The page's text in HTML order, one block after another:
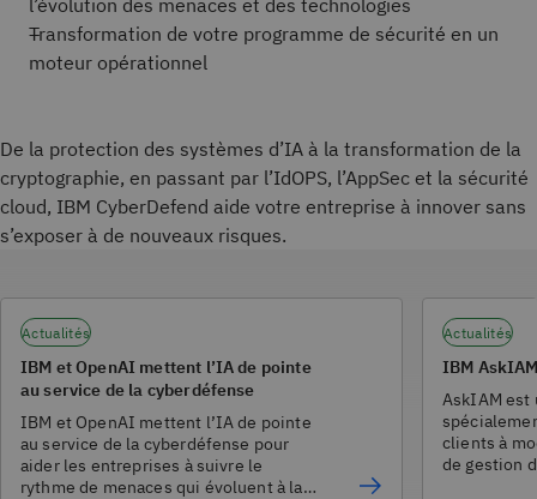
l’évolution des menaces et des technologies
Transformation de votre programme de sécurité en un
moteur opérationnel ​
De la protection des systèmes d’IA à la transformation de la
cryptographie, en passant par l’IdOPS, l’AppSec et la sécurité
cloud, IBM CyberDefend aide votre entreprise à innover sans
s’exposer à de nouveaux risques.
Actualités
IBM et OpenAI mettent l’IA de pointe
au service de la cyberdéfense
IBM et OpenAI mettent l’IA de pointe
au service de la cyberdéfense pour
aider les entreprises à suivre le
rythme de menaces qui évoluent à la
Actualités
IBM
AskIAM est
clients à
de gestion